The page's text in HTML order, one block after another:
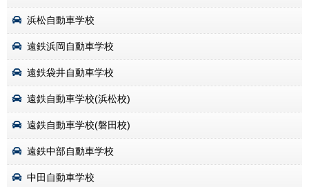
浜松自動車学校
遠鉄浜岡自動車学校
遠鉄袋井自動車学校
遠鉄自動車学校(浜松校)
遠鉄自動車学校(磐田校)
遠鉄中部自動車学校
中田自動車学校